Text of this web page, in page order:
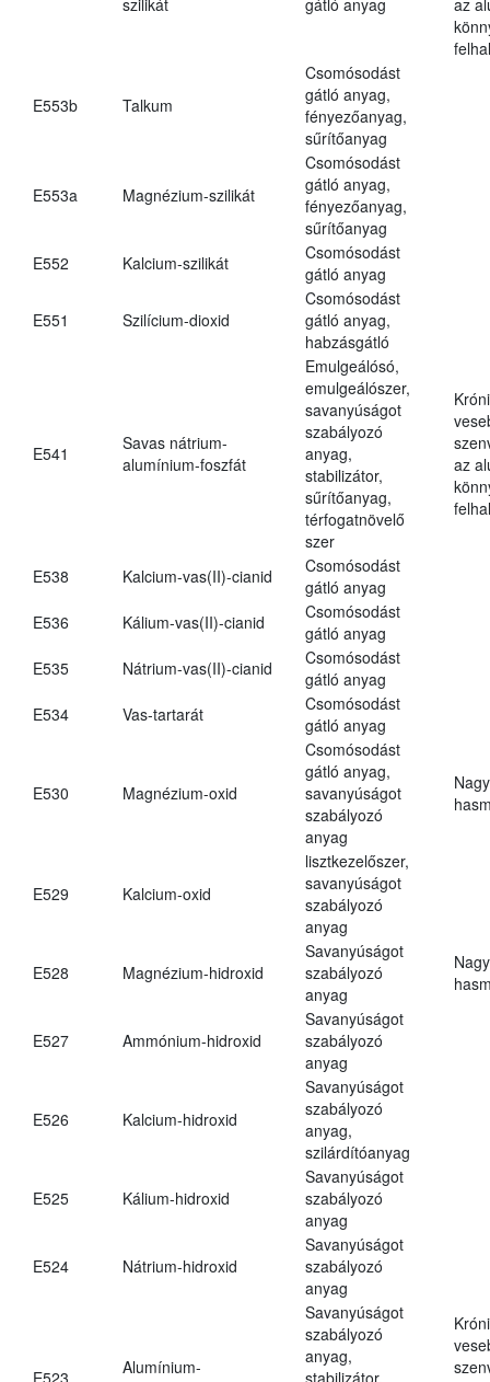
E553b Talkum
Csomósodást
gátló anyag,
fényezőanyag,
sűrítőanyag
E553a Magnézium-szilikát
Csomósodást
gátló anyag,
fényezőanyag,
sűrítőanyag
E552
Kalcium-szilikát
Csomósodást
gátló anyag
E551 Szilícium-dioxid
Csomósodást
gátló anyag,
habzásgátló
E541
Savas nátrium-
alumínium-foszfát
Emulgeálósó,
emulgeálószer,
savanyúságot
szabályozó
anyag,
stabilizátor,
sűrítőanyag,
térfogatnövelő
szer
az
E538 Kalcium-vas(II)-cianid
Csomósodást
gátló anyag
E536
Kálium-vas(II)-cianid
Csomósodást
gátló anyag
E535
Nátrium-vas(II)-cianid
Csomósodást
gátló anyag
E534
Vas-tartarát
Csomósodást
gátló anyag
E530 Magnézium-oxid
Csomósodást
gátló anyag,
savanyúságot
szabályozó
anyag
E529 Kalcium-oxid
lisztkezelőszer,
savanyúságot
szabályozó
anyag
E528 Magnézium-hidroxid
Savanyúságot
szabályozó
anyag
E527 Ammónium-hidroxid
Savanyúságot
szabályozó
anyag
E526 Kalcium-hidroxid
Savanyúságot
szabályozó
anyag,
szilárdítóanyag
E525 Kálium-hidroxid
Savanyúságot
szabályozó
anyag
E524 Nátrium-hidroxid
Savanyúságot
szabályozó
anyag
E523
Alumínium-
Savanyúságot
szabályozó
anyag,
stabilizátor,